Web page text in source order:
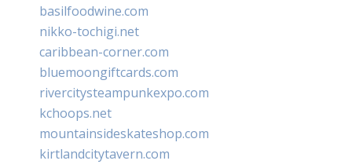
basilfoodwine.com
nikko-tochigi.net
caribbean-corner.com
bluemoongiftcards.com
rivercitysteampunkexpo.com
kchoops.net
mountainsideskateshop.com
kirtlandcitytavern.com